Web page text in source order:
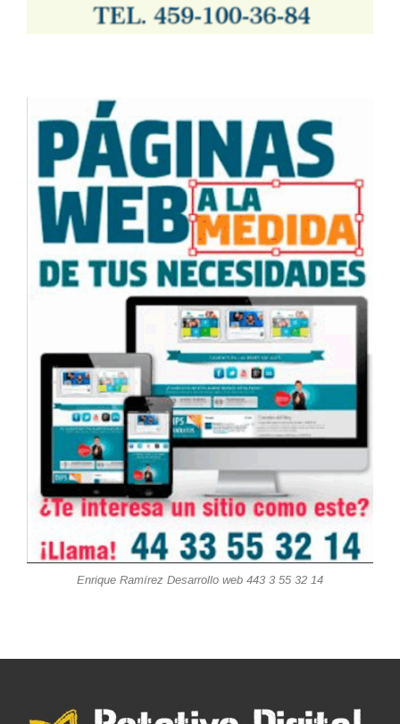
Enrique Ramírez Desarrollo web 443 3 55 32 14